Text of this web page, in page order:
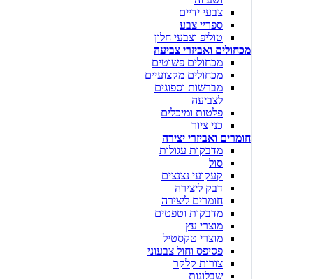
צבעי ידיים
ספריי צבע
טוליפ וצבעי חלון
מכחולים ואביזרי צביעה
מכחולים פשוטים
מכחולים מקצועיים
מברשות וספוגים
לצביעה
פלטות ומיכלים
כני ציור
חומרים ואביזרי יצירה
מדבקות עגולות
סול
קעקועי נצנצים
דבק ליצירה
חומרים ליצירה
מדבקות וטפטים
מוצרי עץ
מוצרי טקסטיל
פסיפס וחול צבעוני
צורות קלקר
שבלונות